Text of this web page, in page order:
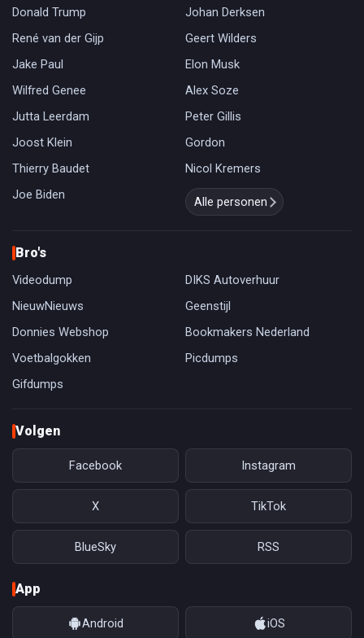
Donald Trump
Johan Derksen
René van der Gijp
Geert Wilders
Jake Paul
Elon Musk
Wilfred Genee
Alex Soze
Jutta Leerdam
Peter Gillis
Joost Klein
Gordon
Thierry Baudet
Nicol Kremers
Joe Biden
Alle personen
Bro's
Videodump
DIKS Autoverhuur
NieuwNieuws
Geenstijl
Donnies Webshop
Bookmakers Nederland
Voetbalgokken
Picdumps
Gifdumps
Volgen
Facebook Instagram
X TikTok
BlueSky RSS
App
Android iOS